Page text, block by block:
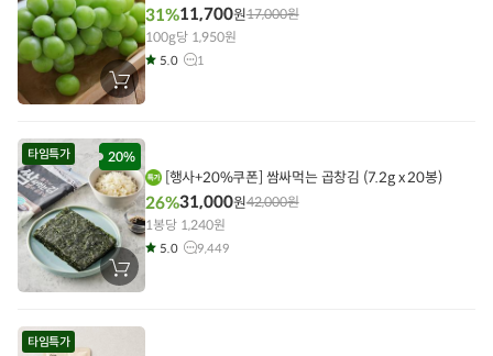
장
바
에
담
기
31%11,700원17,000원
100g당 1,950원
5.0 1
20%
타임특가
장
바
에
[행사+20%쿠폰] 쌈싸먹는 곱창김 (7.2g x 20봉)
26%31,000원42,000원
1봉당 1,240원
5.0 9,449
타임특가